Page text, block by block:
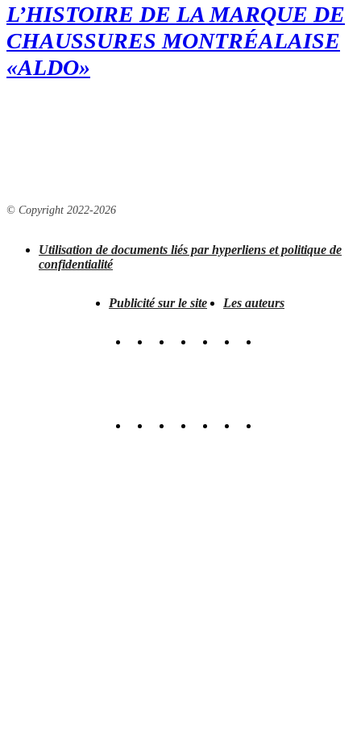
L’HISTOIRE DE LA MARQUE DE
CHAUSSURES MONTRÉALAISE
«ALDO»
© Copyright 2022-2026
Utilisation de documents liés par hyperliens et politique de
confidentialité
Publicité sur le site Les auteurs